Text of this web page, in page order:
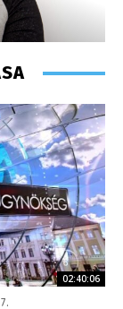
02:40:06